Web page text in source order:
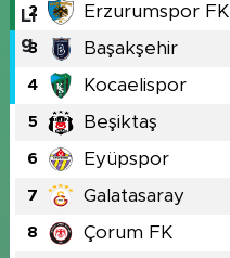
2 Erzurumspor FK
3 Başakşehir
4 Kocaelispor
5 Beşiktaş
6 Eyüpspor
7 Galatasaray
8 Çorum FK